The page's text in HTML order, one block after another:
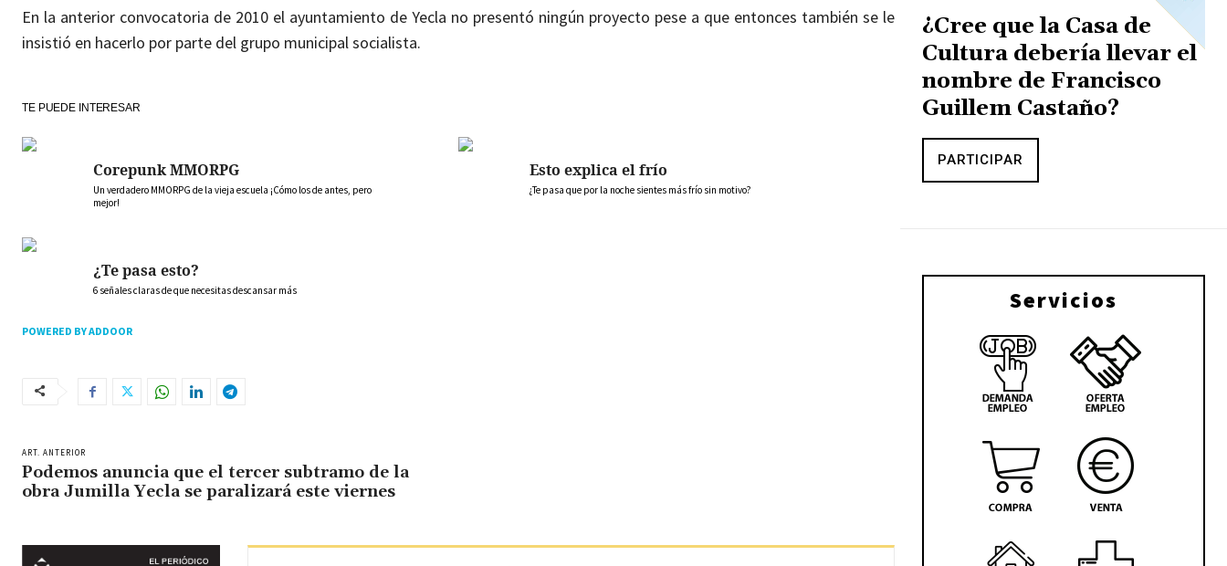
En la anterior convocatoria de 2010 el ayuntamiento de Yecla no presentó ningún proyecto pese a que entonces también se le
insistió en hacerlo por parte del grupo municipal socialista.
TE PUEDE INTERESAR
Corepunk MMORPG
Un verdadero MMORPG de la vieja escuela ¡Cómo los de antes, pero
mejor!
Esto explica el frío
¿Te pasa que por la noche sientes más frío sin motivo?
¿Te pasa esto?
6 señales claras de que necesitas descansar más
POWERED BY ADDOOR
ART. ANTERIOR
Podemos anuncia que el tercer subtramo de la
obra Jumilla Yecla se paralizará este viernes
¿Cree que la Casa de
Cultura debería llevar el
nombre de Francisco
Guillem Castaño?
PARTICIPAR
Servicios